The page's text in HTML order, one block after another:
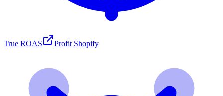
True ROAS Profit Shopify